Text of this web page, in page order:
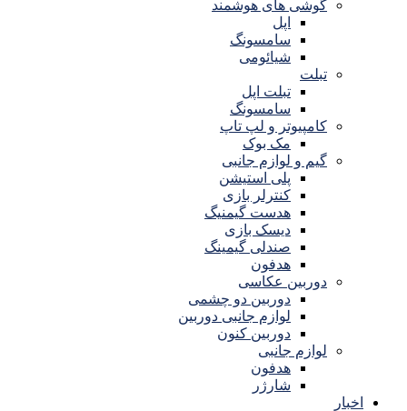
گوشی های هوشمند
اپل
سامسونگ
شیائومی
تبلت
تبلت اپل
سامسونگ
کامپیوتر و لپ تاپ
مک بوک
گیم و لوازم جانبی
پلی استیشن
کنترلر بازی
هدست گیمنیگ
دیسک بازی
صندلی گیمینگ
هدفون
دوربین عکاسی
دوربین دو چشمی
لوازم جانبی دوربین
دوربین کنون
لوازم جانبی
هدفون
شارژر
اخبار